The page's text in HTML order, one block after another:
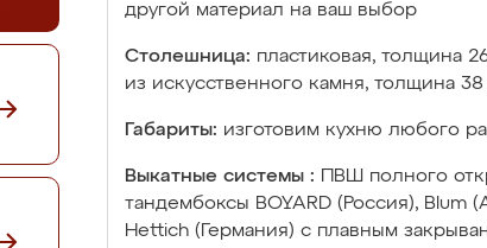
другой материал на ваш выбор
Столешница: пластиковая, толщина
из искусственного камня, толщина
Габариты: изготовим кухню любого
Выкатные системы :
ПВШ полного
тандембоксы BOYARD (Россия), Blum
Hettich (Германия) с плавным